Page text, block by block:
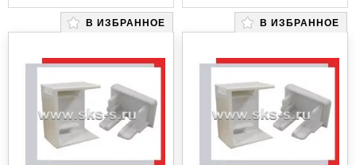
В ИЗБРАННОЕ В ИЗБРАННОЕ